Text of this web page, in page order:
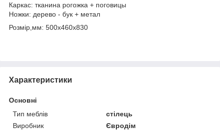
Каркас: тканина рогожка + поговицы
Ножки: дерево - бук + метал
Розмір,мм: 500х460х830
Характеристики
Основні
Тип меблів
стілець
Виробник
Євродім